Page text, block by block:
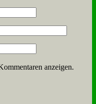
anzeigen.